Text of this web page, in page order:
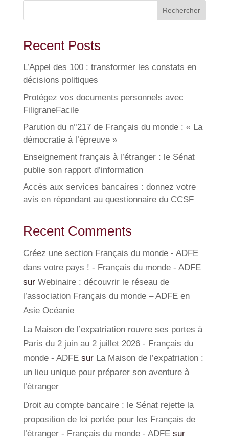
Rechercher
Recent Posts
L’Appel des 100 : transformer les constats en
décisions politiques
Protégez vos documents personnels avec
FiligraneFacile
Parution du n°217 de Français du monde : « La
démocratie à l’épreuve »
Enseignement français à l’étranger : le Sénat
publie son rapport d’information
Accès aux services bancaires : donnez votre
avis en répondant au questionnaire du CCSF
Recent Comments
Créez une section Français du monde - ADFE
dans votre pays ! - Français du monde - ADFE
sur Webinaire : découvrir le réseau de
l’association Français du monde – ADFE en
Asie Océanie
La Maison de l’expatriation rouvre ses portes à
Paris du 2 juin au 2 juillet 2026 - Français du
monde - ADFEsur La Maison de l’expatriation :
un lieu unique pour préparer son aventure à
l’étranger
Droit au compte bancaire : le Sénat rejette la
proposition de loi portée pour les Français de
l’étranger - Français du monde - ADFEsur